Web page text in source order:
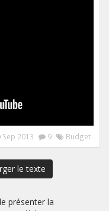
Sep 2013 9 Budget
le texte
présenter la